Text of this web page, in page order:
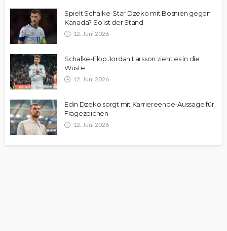
Spielt Schalke-Star Dzeko mit Bosnien gegen
Kanada? So ist der Stand
12. Juni 2026
Schalke-Flop Jordan Larsson zieht es in die
Wüste
12. Juni 2026
Edin Dzeko sorgt mit Karriereende-Aussage für
Fragezeichen
12. Juni 2026